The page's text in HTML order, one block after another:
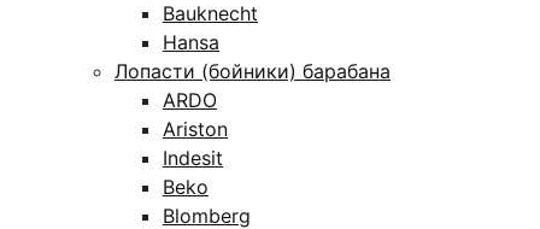
Bauknecht
Hansa
Лопасти (бойники) барабана
ARDO
Ariston
Indesit
Beko
Blomberg